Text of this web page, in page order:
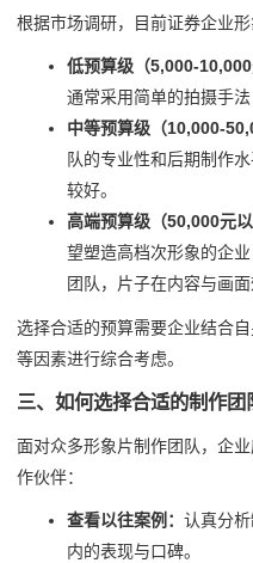
根据市场调研，目前证券企业
低预算级（5,000-10,000
通常采用简单的拍摄手
中等预算级（10,000-
队的专业性和后期制作
较好。
高端预算级（50,000元以
望塑造高档次形象的企
团队，片子在内容与画
选择合适的预算需要企业结合
等因素进行综合考虑。
三、如何选择合适的制作团
面对众多形象片制作团队，企
作伙伴：
查看以往案例： 认真分
内的表现与口碑。